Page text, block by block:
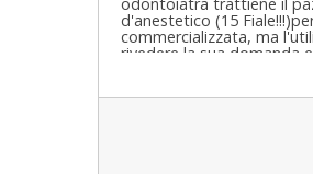
d'anestetico (15
commercializzata, ma
rivedere la sua domanda